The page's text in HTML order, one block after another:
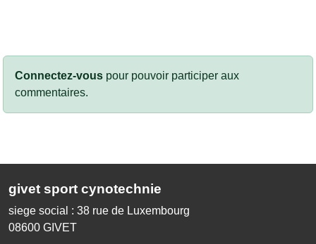
Connectez-vous pour pouvoir participer aux
commentaires.
givet sport cynotechnie
siege social : 38 rue de Luxembourg
08600 GIVET